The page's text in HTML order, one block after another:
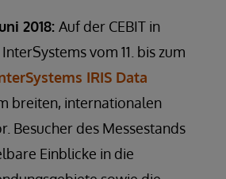
2018: Auf der CEBIT in
vom 11. bis zum
IRIS Data
breiten, internationalen
Besucher des Messestands
Einblicke in die